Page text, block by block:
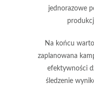
jednorazowe
Na końcu
zaplanowana
efektywności
śledzenie